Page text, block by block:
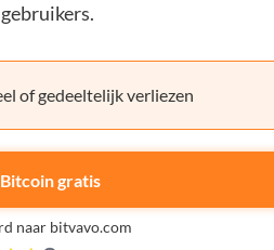
of gedeeltelijk verliezen
gratis
naar bitvavo.com